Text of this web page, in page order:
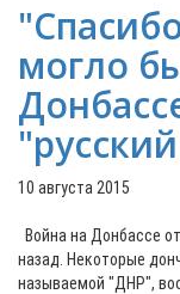
могло
10 августа 2015
Война на Донбассе
назад. Некоторые
называемой "ДНР",